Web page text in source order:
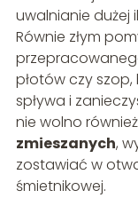
uwalnianie dużej
Równie złym
płotów czy szop,
spływa i
nie wolno
zmieszanych,
zostawiać w
śmietnikowej.